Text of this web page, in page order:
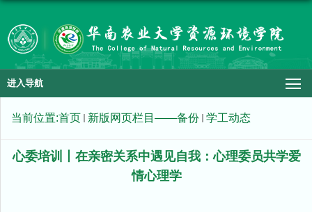
进入导航
当前位置:首页 新版网页栏目——备份 学工动态
心委培训丨在亲密关系中遇见自我：心理委员共学爱
情心理学